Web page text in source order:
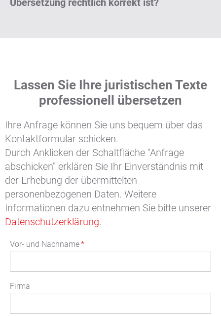
Übersetzung rechtlich korrekt ist?
Lassen Sie Ihre juristischen Texte
professionell übersetzen
Ihre Anfrage können Sie uns bequem über das
Kontaktformular schicken.
Durch Anklicken der Schaltfläche "Anfrage
abschicken" erklären Sie Ihr Einverständnis mit
der Erhebung der übermittelten
personenbezogenen Daten. Weitere
Informationen dazu entnehmen Sie bitte unserer
Datenschutzerklärung.
Vor- und Nachname*
Firma